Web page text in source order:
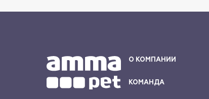
О КОМПАНИИ
КОМАНДА